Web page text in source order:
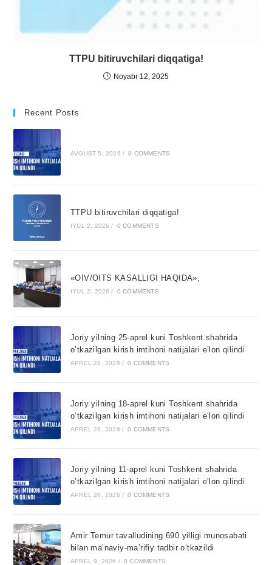
TTPU bitiruvchilari diqqatiga!
Noyabr 12, 2025
Recent Posts
AVGUST 5, 2026 / 0 COMMENTS
TTPU bitiruvchilari diqqatiga!
IYUL 2, 2026 / 0 COMMENTS
«OIV/OITS KASALLIGI HAQIDA»,
IYUL 2, 2026 / 0 COMMENTS
Joriy yilning 25-aprel kuni Toshkent shahrida
o’tkazilgan kirish imtihoni natijalari e’lon qilindi
APREL 28, 2026 / 0 COMMENTS
Joriy yilning 18-aprel kuni Toshkent shahrida
o’tkazilgan kirish imtihoni natijalari e’lon qilindi
APREL 28, 2026 / 0 COMMENTS
Joriy yilning 11-aprel kuni Toshkent shahrida
o’tkazilgan kirish imtihoni natijalari e’lon qilindi
APREL 28, 2026 / 0 COMMENTS
Amir Temur tavalludining 690 yilligi munosabati
bilan ma’naviy-ma’rifiy tadbir o‘tkazildi
APREL 9, 2026 / 0 COMMENTS